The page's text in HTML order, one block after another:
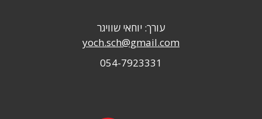
עורך: יוחאי שוויגר
yoch.sch@gmail.com
054-7923331